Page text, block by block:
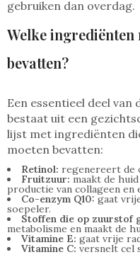
gebruiken dan overdag.
Welke ingrediënten
bevatten?
Een essentieel deel van
bestaat uit een
lijst met ingrediënten
moeten bevatten:
Retinol: regenereert de
Fruitzuur: maakt de
productie van collageen
Co-enzym Q10: gaat
soepeler.
Stoffen die op zuurstof
metabolisme en maakt de
Vitamine E: gaat vrije
Vitamine C: versnelt cel